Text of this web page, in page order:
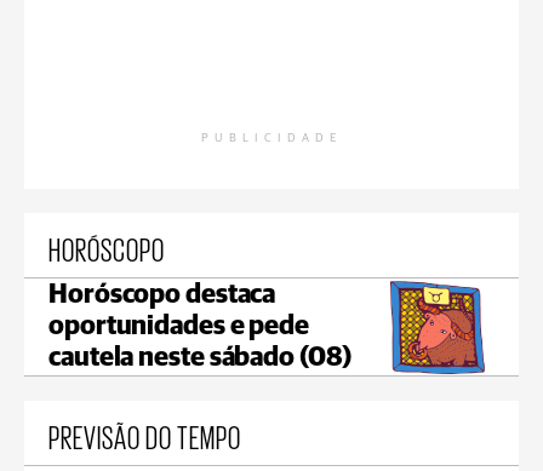
PUBLICIDADE
HORÓSCOPO
Horóscopo destaca
oportunidades e pede
cautela neste sábado (08)
PREVISÃO DO TEMPO